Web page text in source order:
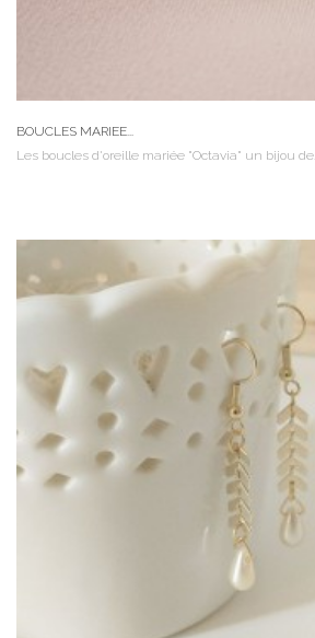
BOUCLES MARIEE...
Les boucles d'oreille mariée "Octavia" un bijou de...